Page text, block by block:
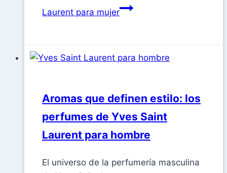
Laurent para mujer
Aromas que definen estilo: los
perfumes de Yves Saint
Laurent para hombre
El universo de la perfumería masculina